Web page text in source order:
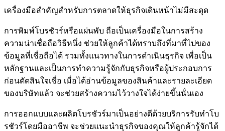
เครื่องมือสำคัญสำหรับการตลาดให้ธุรกิจเดินหน้าไม่มีสะดุด
การพิมพ์โบรชัวร์หรือแผ่นพับ ถือเป็นเครื่องมือในการสร้าง
ความน่าเชื่อถือวิธีหนึ่ง ช่วยให้ลูกค้าได้ทราบถึงที่มาที่ไปของ
ข้อมูลที่เชื่อถือได้ รวมทั้งแนวทางในการดำเนินธุรกิจ เพื่อเป็น
หลักฐานและเป็นการทำความรู้จักกับธุรกิจหรือผู้ประกอบการ
ก่อนตัดสินใจเชื่อ เมื่อได้อ่านข้อมูลของสินค้าและรายละเอียด
ของบริษัทแล้ว จะช่วยสร้างความไว้วางใจได้ง่ายขึ้นนั่นเอง
การออกแบบและผลิตโบรชัวร์มาเป็นอย่างดีด้วยบริการรับทำโบ
รชัวร์โดยมืออาชีพ จะช่วยแนะนำธุรกิจของคุณให้ลูกค้ารู้จักได้